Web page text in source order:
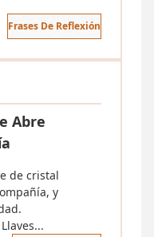
Frases De Reflexión
Abre
de cristal
y